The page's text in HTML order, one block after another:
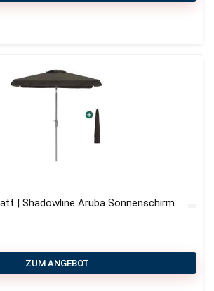
| Shadowline Aruba Sonnenschirm
ZUM ANGEBOT